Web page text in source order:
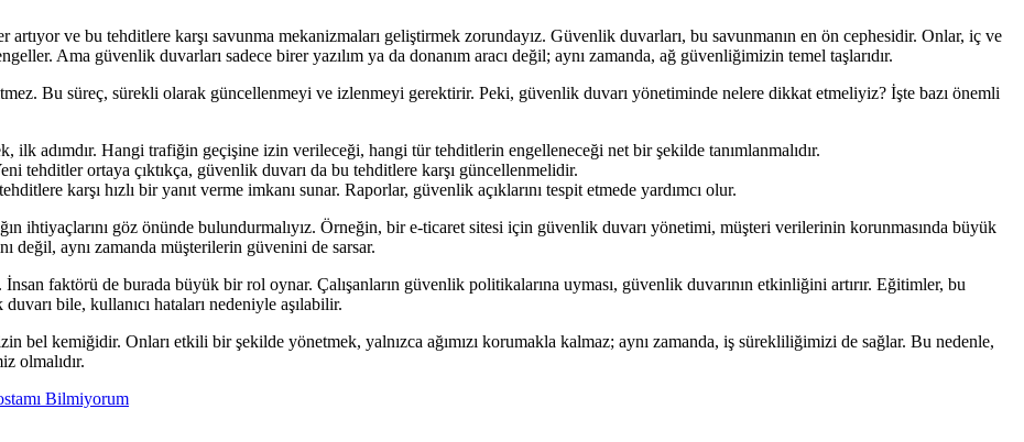
ve bu tehditlere karşı savunma mekanizmaları geliştirmek zorundayız. Güvenlik duvarları, bu savunmanın en ön cephesidir. Onlar, iç ve
Ama güvenlik duvarları sadece birer yazılım ya da donanım aracı değil; aynı zamanda, ağ güvenliğimizin temel taşlarıdır.
Bu süreç, sürekli olarak güncellenmeyi ve izlenmeyi gerektirir. Peki, güvenlik duvarı yönetiminde nelere dikkat etmeliyiz? İşte bazı önemli
ilk adımdır. Hangi trafiğin geçişine izin verileceği, hangi tür tehditlerin engelleneceği net bir şekilde tanımlanmalıdır.
tehditler ortaya çıktıkça, güvenlik duvarı da bu tehditlere karşı güncellenmelidir.
karşı hızlı bir yanıt verme imkanı sunar. Raporlar, güvenlik açıklarını tespit etmede yardımcı olur.
ihtiyaçlarını göz önünde bulundurmalıyız. Örneğin, bir e-ticaret sitesi için güvenlik duvarı yönetimi, müşteri verilerinin korunmasında büyük
değil, aynı zamanda müşterilerin güvenini de sarsar.
faktörü de burada büyük bir rol oynar. Çalışanların güvenlik politikalarına uyması, güvenlik duvarının etkinliğini artırır. Eğitimler, bu
bile, kullanıcı hataları nedeniyle aşılabilir.
bel kemiğidir. Onları etkili bir şekilde yönetmek, yalnızca ağımızı korumakla kalmaz; aynı zamanda, iş sürekliliğimizi de sağlar. Bu nedenle,
olmalıdır.
Bilmiyorum